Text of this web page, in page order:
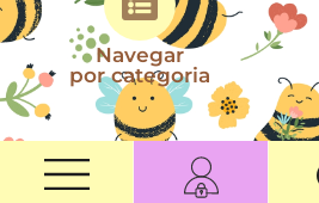
Navegar
por categoria